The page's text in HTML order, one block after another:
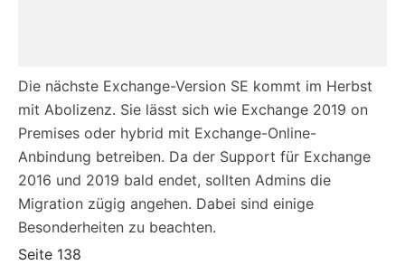
Die nächste Exchange-Version SE kommt im Herbst
mit Abolizenz. Sie lässt sich wie Exchange 2019 on
Premises oder hybrid mit Exchange-Online-
Anbindung betreiben. Da der Support für Exchange
2016 und 2019 bald endet, sollten Admins die
Migration zügig angehen. Dabei sind einige
Besonderheiten zu beachten.
Seite 138